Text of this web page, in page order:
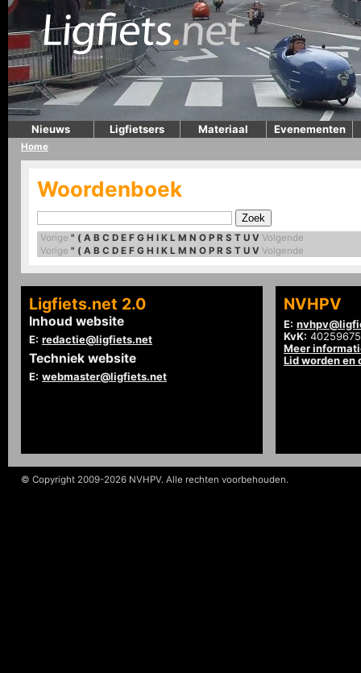
Nieuws Ligfietsers Materiaal Evenementen
Home
Woordenboek
Vorige " ( A B C D E F G H I K L M N O P R S T U V Volgende
Vorige " ( A B C D E F G H I K L M N O P R S T U V Volgende
Ligfiets.net 2.0
Inhoud website
E: redactie@ligfiets.net
Techniek website
E: webmaster@ligfiets.net
NVHPV
E:
KvK: 40259675
Meer
Lid worden en
© Copyright 2009-2026 NVHPV. Alle rechten voorbehouden.